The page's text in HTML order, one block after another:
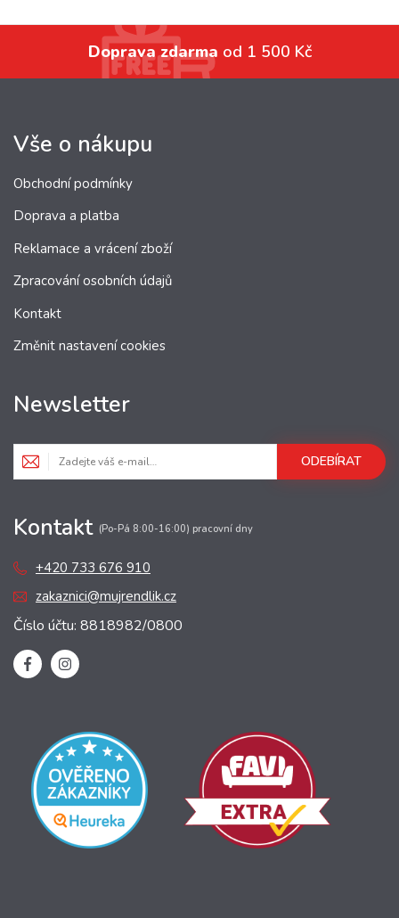
Doprava zdarma od 1 500 Kč
Vše o nákupu
Obchodní podmínky
Doprava a platba
Reklamace a vrácení zboží
Zpracování osobních údajů
Kontakt
Změnit nastavení cookies
Newsletter
ODEBÍRAT
Kontakt (Po-Pá 8:00-16:00) pracovní dny
+420 733 676 910
zakaznici@mujrendlik.cz
Číslo účtu: 8818982/0800